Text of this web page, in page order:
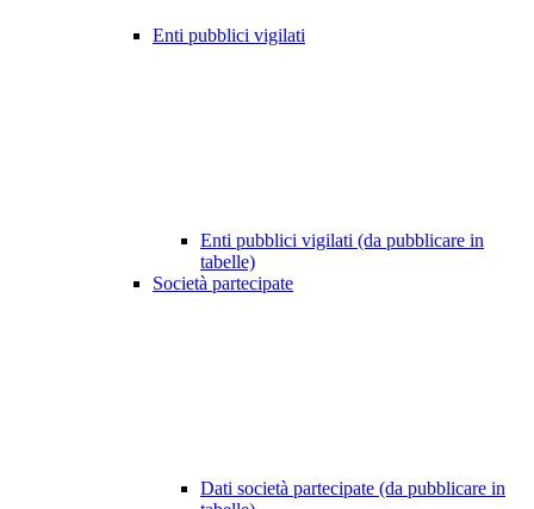
Enti pubblici vigilati
Enti pubblici vigilati (da pubblicare in
tabelle)
Società partecipate
Dati società partecipate (da pubblicare in